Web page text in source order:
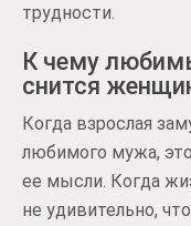
трудности.
К чему
снится
Когда взрослая
любимого мужа,
ее мысли. Когда
не удивительно,